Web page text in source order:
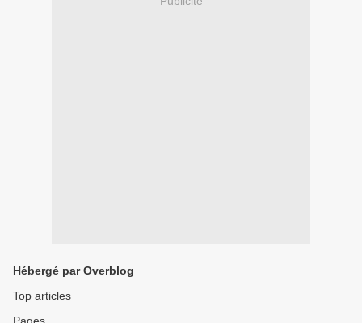
Hébergé par Overblog
Top articles